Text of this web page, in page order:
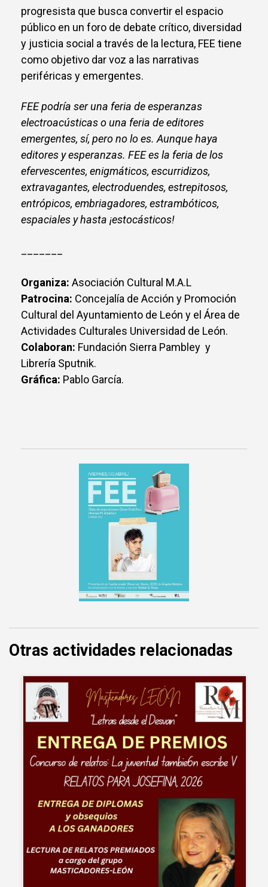
progresista que busca convertir el espacio
público en un foro de debate crítico, diversidad
y justicia social a través de la lectura, FEE tiene
como objetivo dar voz a las narrativas
periféricas y emergentes.
FEE podría ser una feria de esperanzas
electroacústicas o una feria de editores
emergentes, sí, pero no lo es. Aunque haya
editores y esperanzas. FEE es la feria de los
efervescentes, enigmáticos, escurridizos,
extravagantes, electroduendes, estrepitosos,
entrópicos, embriagadores, estrambóticos,
espaciales y hasta ¡estocásticos!
Organiza: Asociación Cultural M.A.L
Patrocina: Concejalía de Acción y Promoción
Cultural del Ayuntamiento de León y el Área de
Actividades Culturales Universidad de León.
Colaboran: Fundación Sierra Pambley y
Librería Sputnik.
Gráfica: Pablo García.
Otras actividades relacionadas